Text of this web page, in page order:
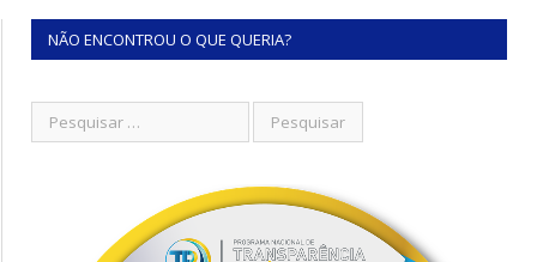
NÃO ENCONTROU O QUE QUERIA?